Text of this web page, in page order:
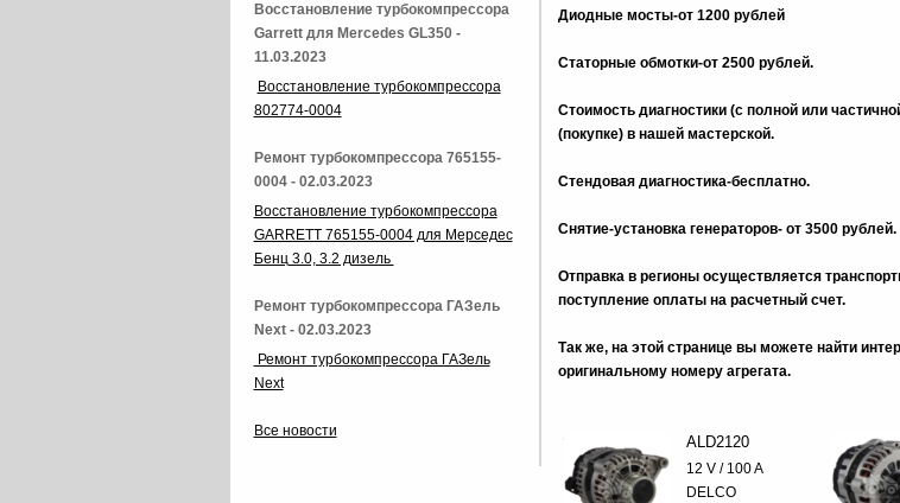
Диодные мосты-от 1200 рублей
Статорные обмотки-от 2500 рублей.
Стоимость диагностики (с полной или
(покупке) в нашей мастерской.
Стендовая диагностика-бесплатно.
Снятие-установка генераторов- от 3500 рублей.
Отправка в регионы осуществляется
поступление оплаты на расчетный счет.
Так же, на этой странице вы можете найти
оригинальному номеру агрегата.
ALD2120
12 V / 100 A
DELCO
Восстановление турбокомпрессора
Garrett для Mercedes GL350 -
11.03.2023
Восстановление турбокомпрессора
802774-0004
Ремонт турбокомпрессора 765155-
0004 - 02.03.2023
Восстановление турбокомпрессора
GARRETT 765155-0004 для Мерседес
Бенц 3.0, 3.2 дизель
Ремонт турбокомпрессора ГАЗель
Next - 02.03.2023
Ремонт турбокомпрессора ГАЗель
Next
Все новости